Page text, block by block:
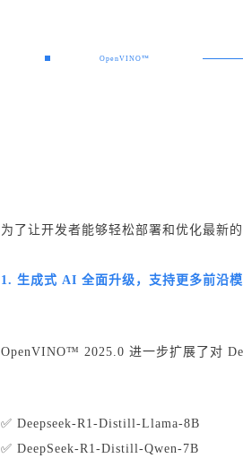
OpenVINO™
为了让开发者能够轻松部署和优化最新
1. 生成式 AI 全面升级，支持更多前沿
OpenVINO™ 2025.0 进一步扩展了对
✅ Deepseek-R1-Distill-Llama-8B
✅ DeepSeek-R1-Distill-Qwen-7B